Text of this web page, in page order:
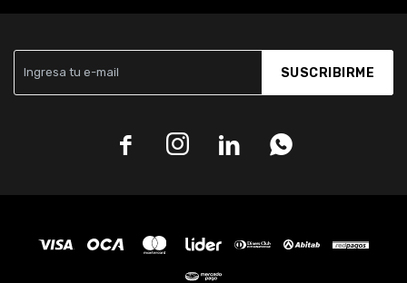
SUSCRIBIRME
   